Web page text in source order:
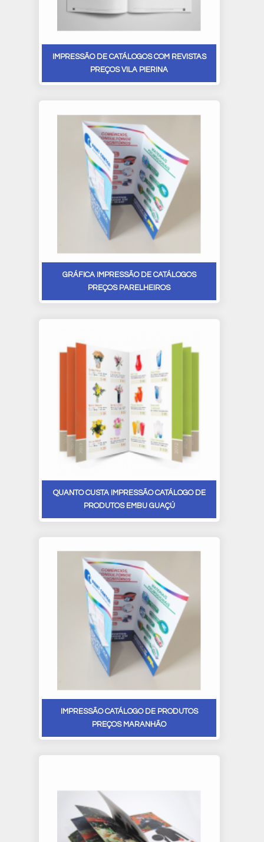
IMPRESSÃO DE CATÁLOGOS COM REVISTAS
PREÇOS VILA PIERINA
GRÁFICA IMPRESSÃO DE CATÁLOGOS
PREÇOS PARELHEIROS
QUANTO CUSTA IMPRESSÃO CATÁLOGO DE
PRODUTOS EMBU GUAÇÚ
IMPRESSÃO CATÁLOGO DE PRODUTOS
PREÇOS MARANHÃO